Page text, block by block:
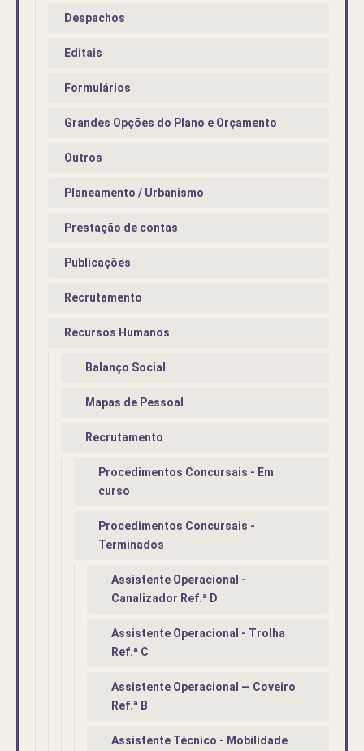
Despachos
Editais
Formulários
Grandes Opções do Plano e Orçamento
Outros
Planeamento / Urbanismo
Prestação de contas
Publicações
Recrutamento
Recursos Humanos
Balanço Social
Mapas de Pessoal
Recrutamento
Procedimentos Concursais - Em
curso
Procedimentos Concursais -
Terminados
Assistente Operacional -
Canalizador Ref.ª D
Assistente Operacional - Trolha
Ref.ª C
Assistente Operacional — Coveiro
Ref.ª B
Assistente Técnico - Mobilidade